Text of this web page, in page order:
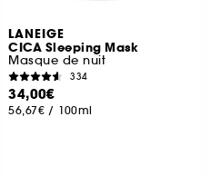
LANEIGE
CICA Sleeping Mask
Masque de nuit
334
34,00€
56,67€ / 100ml